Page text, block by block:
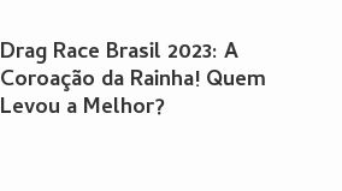
Drag Race Brasil 2023: A
Coroação da Rainha! Quem
Levou a Melhor?